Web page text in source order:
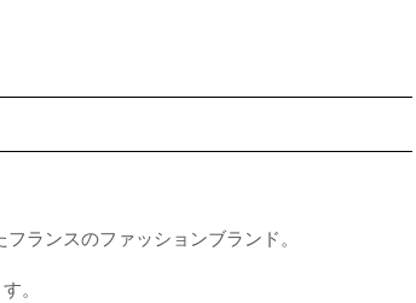
ランスのファッションブランド。
。